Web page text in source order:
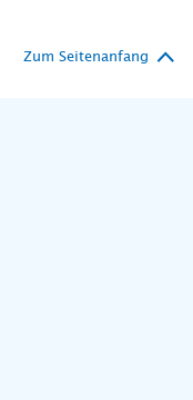
Zum Seitenanfang